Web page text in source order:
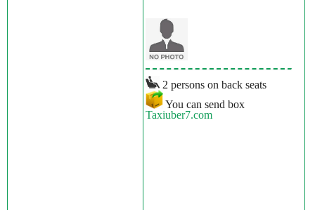
2 persons on back seats
You can send box
Taxiuber7.com